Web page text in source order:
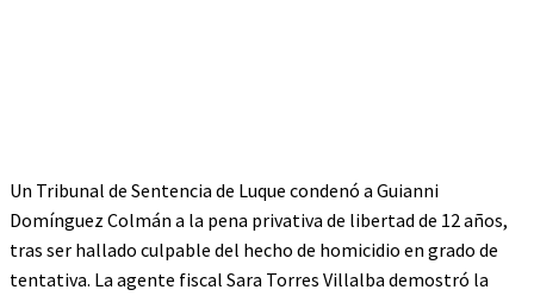
Un Tribunal de Sentencia de Luque condenó a Guianni
Domínguez Colmán a la pena privativa de libertad de 12 años,
tras ser hallado culpable del hecho de homicidio en grado de
tentativa. La agente fiscal Sara Torres Villalba demostró la